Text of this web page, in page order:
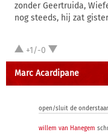
zonder Geertruida,
nog steeds, hij zat
+1/-0
Marc Acardipane
open/sluit de
willem van Hanegem